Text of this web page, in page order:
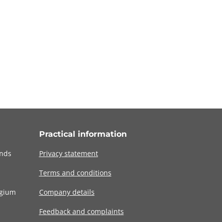
Practical information
Privacy statement
Terms and conditions
Company details
Feedback and complaints